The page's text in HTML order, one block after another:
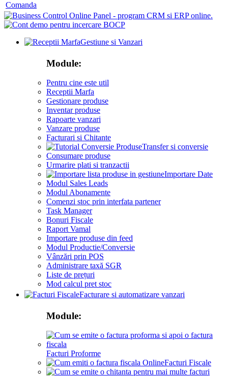
Comanda
Gestiune si Vanzari
Module:
Pentru cine este util
Receptii Marfa
Gestionare produse
Inventar produse
Rapoarte vanzari
Vanzare produse
Facturari si Chitante
Transfer si conversie
Consumare produse
Urmarire plati si tranzactii
Importare Date
Modul Sales Leads
Modul Abonamente
Comenzi stoc prin interfata partener
Task Manager
Bonuri Fiscale
Raport Vamal
Importare produse din feed
Modul Productie/Conversie
Vânzări prin POS
Administrare taxă SGR
Liste de prețuri
Mod calcul pret stoc
Facturare si automatizare vanzari
Module:
Facturi Proforme
Facturi Fiscale